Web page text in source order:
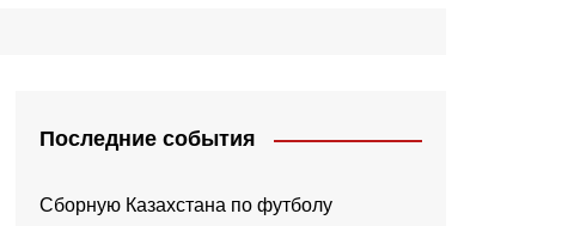
Последние события
Сборную Казахстана по футболу